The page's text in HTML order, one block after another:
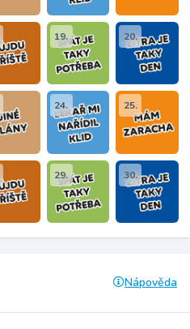
19. 20.
24. 25.
29. 30.
Nápověda